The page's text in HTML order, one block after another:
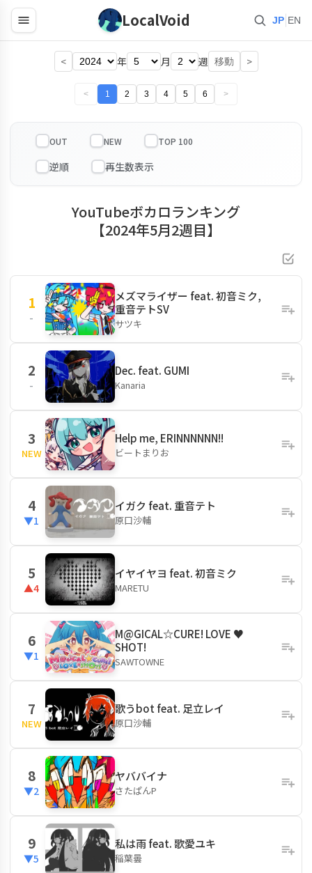
LocalVoid JP EN
< 年 月 週 移動 >
< 1 2 3 4 5 6 >
OUT NEW TOP 100
YouTubeボカロランキング
【2024年5月2週目】
1
-
メズマライザー feat. 初音ミク,
重音テトSV
サツキ
2
-
Dec. feat. GUMI
Kanaria
3
NEW
Help me, ERINNNNNN!!
ビートまりお
4
▼1
イガク feat. 重音テト
原口沙輔
5
▲4
イヤイヤヨ feat. 初音ミク
MARETU
6
▼1
M@GICAL☆CURE! LOVE ♥
SHOT!
SAWTOWNE
7
NEW
歌うbot feat. 足立レイ
原口沙輔
8
▼2
ヤババイナ
さたぱんP
9
▼5
私は雨 feat. 歌愛ユキ
稲葉曇